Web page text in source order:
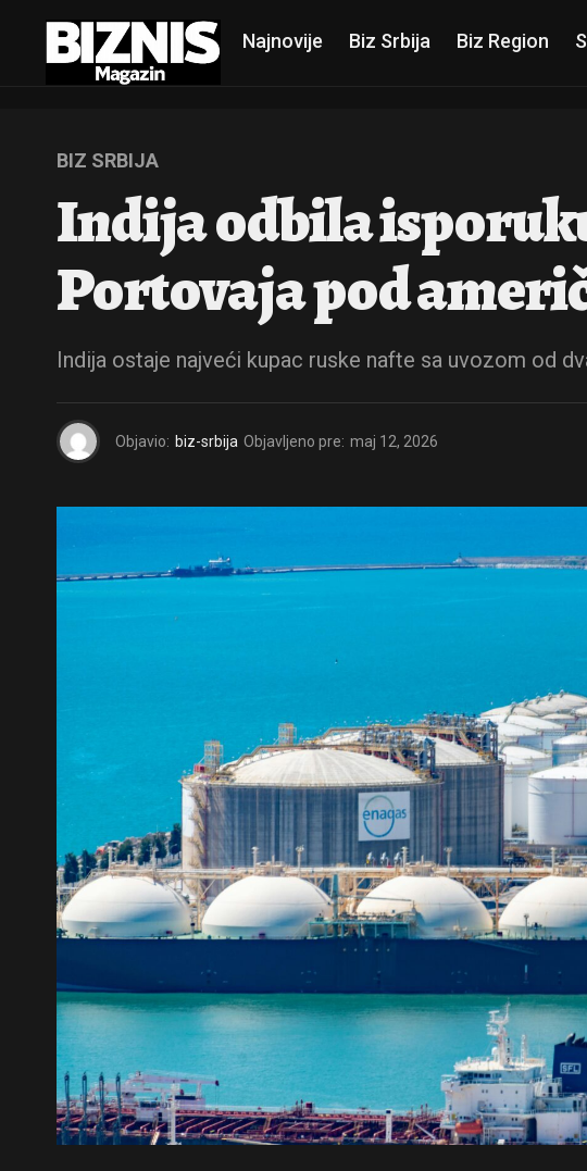
Najnovije Biz Srbija Biz Region
BIZ SRBIJA
Indija odbila
Portovaja pod
Indija ostaje najveći kupac ruske nafte sa uvozom od
Objavio: biz-srbija Objavljeno pre: maj 12, 2026